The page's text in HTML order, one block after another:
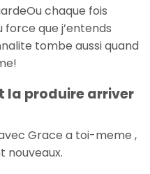
chaque fois
que j’entends
tombe aussi quand
la produire arriver
Grace a toi-meme ,
nouveaux.